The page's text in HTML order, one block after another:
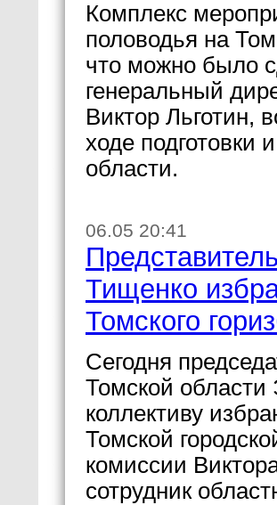
Комплекс
половодья на
что можно было
генеральный
Виктор Льготин,
ходе подготовки
области.
06.05 20:41
Тищенко
Томского
Сегодня
Томской
коллективу
Томской
комиссии
сотрудник